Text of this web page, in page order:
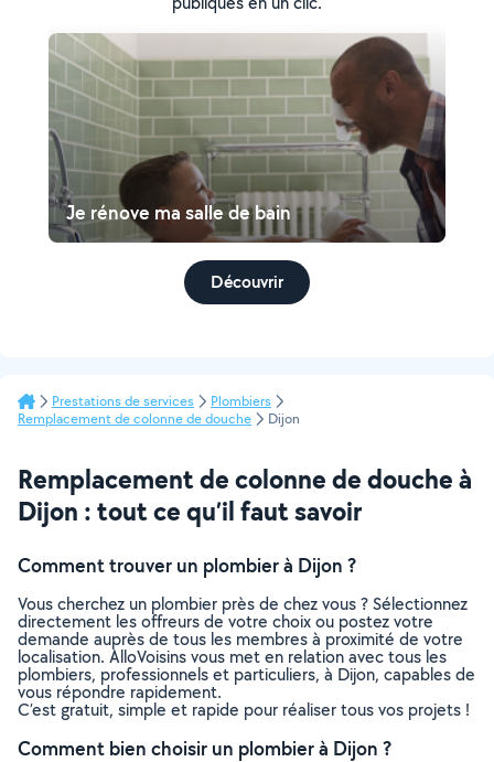
Je rénove ma salle de bain
Découvrir
Prestations de services
Plombiers
Remplacement de colonne de douche
Dijon
Remplacement de colonne de douche à
Dijon : tout ce qu’il faut savoir
Comment trouver un plombier à Dijon ?
Vous cherchez un plombier près de chez vous ? Sélectionnez
directement les offreurs de votre choix ou postez votre
demande auprès de tous les membres à proximité de votre
localisation. AlloVoisins vous met en relation avec tous les
plombiers, professionnels et particuliers, à Dijon, capables de
vous répondre rapidement.
C’est gratuit, simple et rapide pour réaliser tous vos projets !
Comment bien choisir un plombier à Dijon ?